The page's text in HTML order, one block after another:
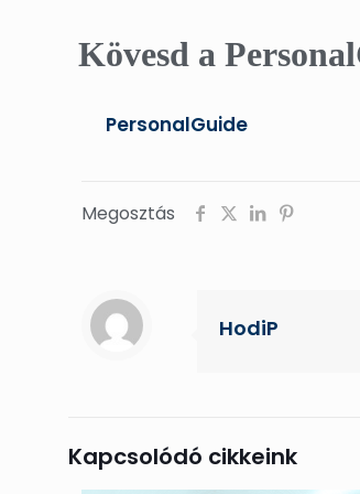
Kövesd a
PersonalGuide
Megosztás
HodiP
Kapcsolódó cikkeink